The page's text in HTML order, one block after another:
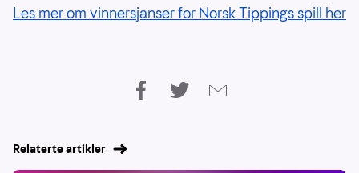
Les mer om vinnersjanser for Norsk Tippings spill her
Relaterte artikler